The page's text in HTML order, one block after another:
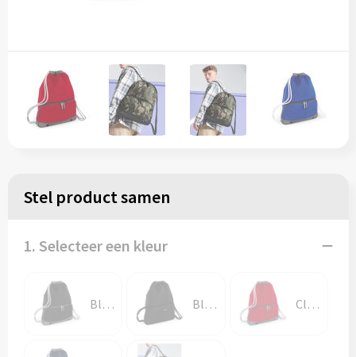
Stel product samen
1. Selecteer een kleur
Black Black/Black Classic Red